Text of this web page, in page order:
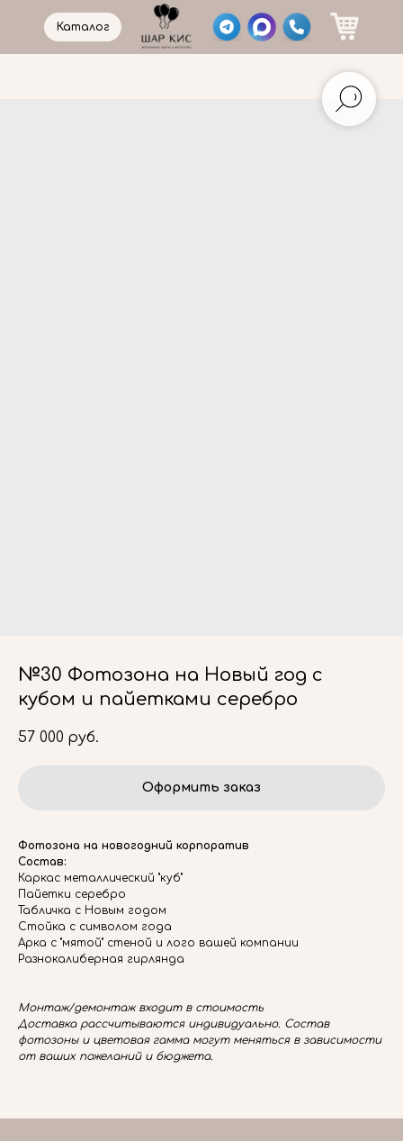
Каталог
№30 Фотозона на Новый год с
кубом и пайетками серебро
57 000 руб.
Оформить заказ
Фотозона на новогодний корпоратив
Состав:
Каркас металлический "куб"
Пайетки серебро
Табличка с Новым годом
Стойка с символом года
Арка с "мятой" стеной и лого вашей компании
Разнокалиберная гирлянда
Монтаж/демонтаж входит в стоимость
Доставка рассчитываются индивидуально. Состав
фотозоны и цветовая гамма могут меняться в зависимости
от ваших пожеланий и бюджета.